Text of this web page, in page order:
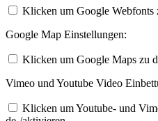
Klicken um Google Webfonts
Google Map Einstellungen:
Klicken um Google Maps zu
Vimeo und Youtube Video
Klicken um Youtube- und